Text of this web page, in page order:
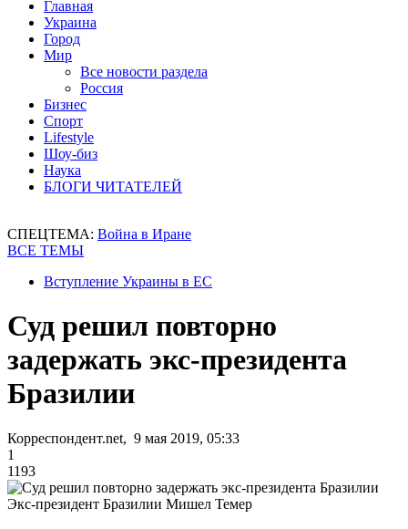
Главная
Украина
Город
Мир
Все новости раздела
Россия
Бизнес
Спорт
Lifestyle
Шоу-биз
Наука
БЛОГИ ЧИТАТЕЛЕЙ
СПЕЦТЕМА: Война в Иране
ВСЕ ТЕМЫ
Вступление Украины в ЕС
Суд решил повторно
задержать экс-президента
Бразилии
Корреспондент.net, 9 мая 2019, 05:33
1
1193
Экс-президент Бразилии Мишел Темер